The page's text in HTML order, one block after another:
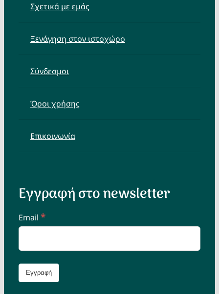
Σχετικά με εμάς
Ξενάγηση στον ιστοχώρο
Σύνδεσμοι
Όροι χρήσης
Επικοινωνία
Εγγραφή στο newsletter
Email *